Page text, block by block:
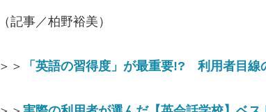
（記事／柏野裕美）
＞＞ 「英語の習得度」が最重要!? 利用者目線